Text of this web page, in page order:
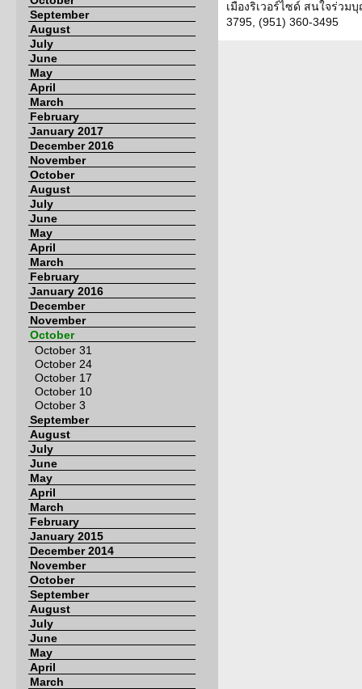
September
August
July
June
May
April
March
February
January 2017
December 2016
November
October
August
July
June
May
April
March
February
January 2016
December
November
October
October 31
October 24
October 17
October 10
October 3
September
August
July
June
May
April
March
February
January 2015
December 2014
November
October
September
August
July
June
May
April
March
เมืองริเวอร์ไซด์ สนใจร่ว
3795, (951) 360-3495